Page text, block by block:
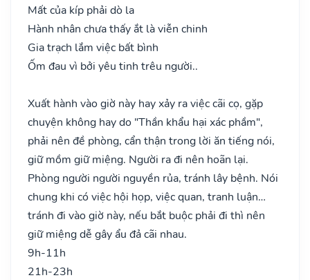
Mất của kíp phải dò la
Hành nhân chưa thấy ắt là viễn chinh
Gia trạch lắm việc bất bình
Ốm đau vì bởi yêu tinh trêu người..
Xuất hành vào giờ này hay xảy ra việc cãi cọ, gặp
chuyện không hay do "Thần khẩu hại xác phầm",
phải nên đề phòng, cẩn thận trong lời ăn tiếng nói,
giữ mồm giữ miệng. Người ra đi nên hoãn lại.
Phòng người người nguyền rủa, tránh lây bệnh. Nói
chung khi có việc hội họp, việc quan, tranh luận…
tránh đi vào giờ này, nếu bắt buộc phải đi thì nên
giữ miệng dễ gây ẩu đả cãi nhau.
9h-11h
21h-23h